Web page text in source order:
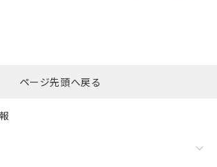
ページ先頭へ戻る